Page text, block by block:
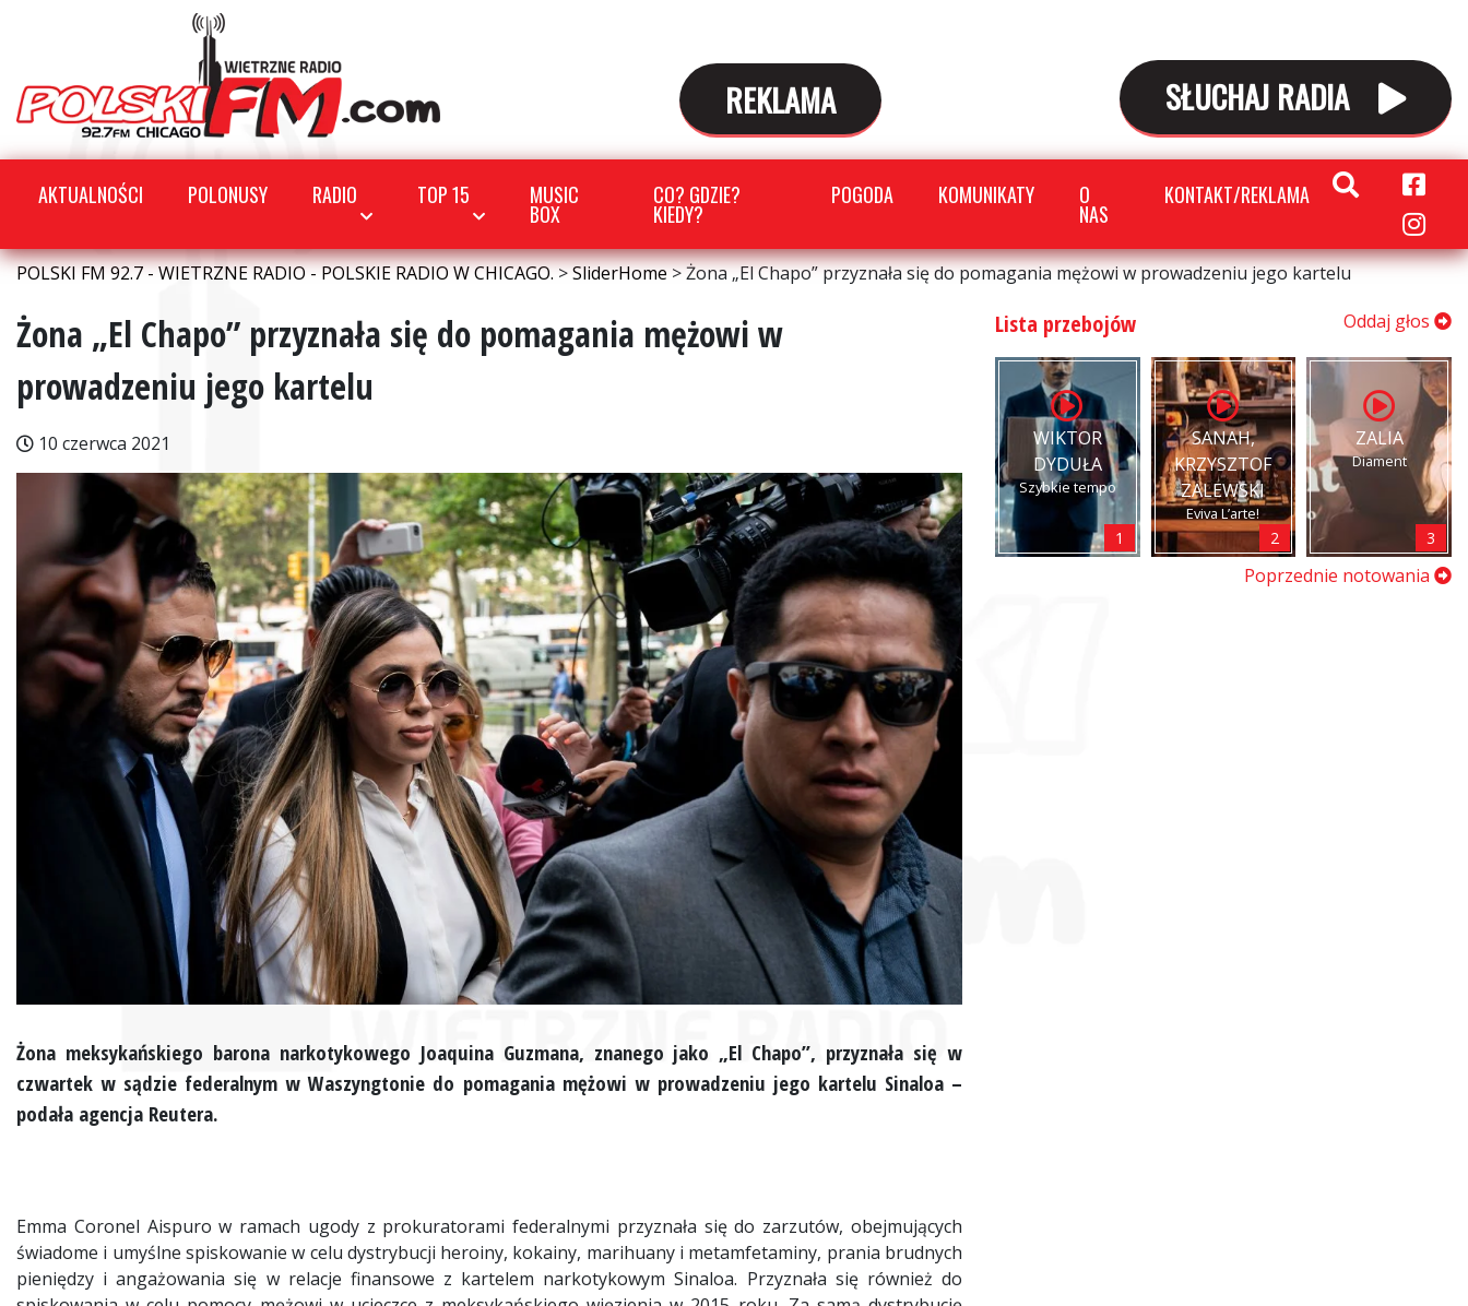
REKLAMA SŁUCHAJ RADIA
AKTUALNOŚCI POLONUSY RADIO TOP 15 MUSIC
BOX
CO? GDZIE?
KIEDY?
POGODA KOMUNIKATY O
NAS
KONTAKT/REKLAMA
POLSKI FM 92.7 - WIETRZNE RADIO - POLSKIE RADIO W CHICAGO.>SliderHome>Żona „El Chapo” przyznała się do pomagania mężowi w prowadzeniu jego kartelu
Żona „El Chapo” przyznała się do pomagania mężowi w
prowadzeniu jego kartelu
10 czerwca 2021
Żona meksykańskiego barona narkotykowego Joaquina Guzmana, znanego jako „El Chapo”, przyznała się w
czwartek w sądzie federalnym w Waszyngtonie do pomagania mężowi w prowadzeniu jego kartelu Sinaloa –
podała agencja Reutera.
Emma Coronel Aispuro w ramach ugody z prokuratorami federalnymi przyznała się do zarzutów, obejmujących
świadome i umyślne spiskowanie w celu dystrybucji heroiny, kokainy, marihuany i metamfetaminy, prania brudnych
pieniędzy i angażowania się w relacje finansowe z kartelem narkotykowym Sinaloa. Przyznała się również do
Lista przebojów Oddaj głos
WIKTOR
DYDUŁA
Szybkie tempo
1
SANAH,
KRZYSZTOF
ZALEWSKI
Eviva L’arte!
2
ZALIA
Diament
3
Poprzednie notowania